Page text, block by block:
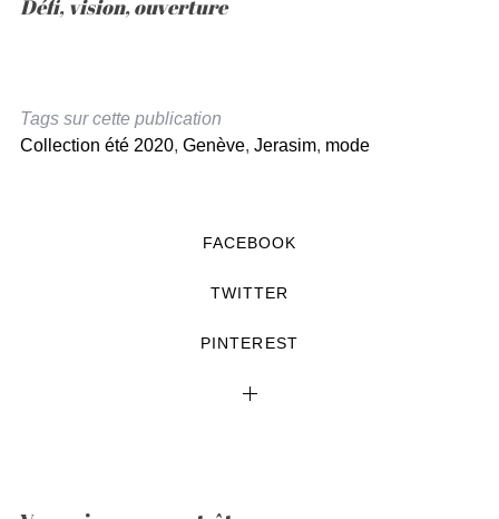
Défi, vision, ouverture
Tags sur cette publication
Collection été 2020, Genève, Jerasim, mode
FACEBOOK
TWITTER
PINTEREST